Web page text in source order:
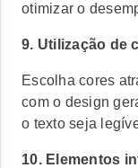
otimizar o
9. Utilização de
Escolha cores
com o design
o texto seja
10. Elementos